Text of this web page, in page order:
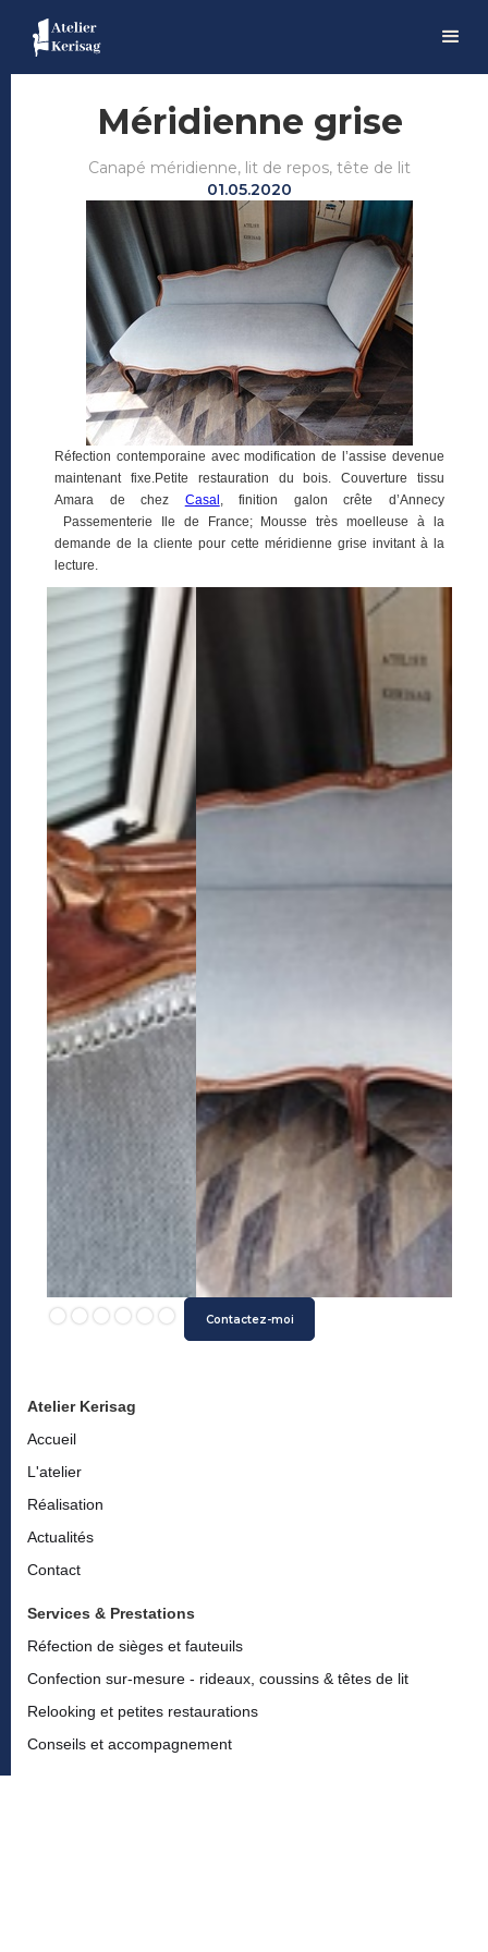
Atelier Kerisag
Accueil
L'atelier
Réalisation
Actualités
Contact
Services & Prestations
Réfection de sièges et fauteuils
Confection sur-mesure - rideaux, coussins & têtes de lit
Relooking et petites restaurations
Conseils et accompagnement
Méridienne grise
Canapé méridienne, lit de repos, tête de lit
01.05.2020
Réfection contemporaine avec modification de l’assise devenue
maintenant fixe.Petite restauration du bois. Couverture tissu
Amara de chez Casal , finition galon crête d’Annecy
Passementerie Ile de France; Mousse très moelleuse à la
demande de la cliente pour cette méridienne grise invitant à la
lecture.
Slide 2 of 6.
Contactez-moi